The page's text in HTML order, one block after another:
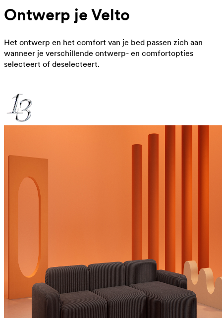
Ontwerp je Velto
Het ontwerp en het comfort van je bed passen zich aan
wanneer je verschillende ontwerp- en comfortopties
selecteert of deselecteert.